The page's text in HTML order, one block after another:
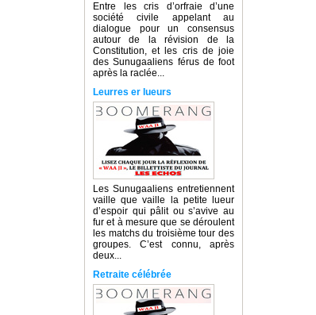
Entre les cris d’orfraie d’une
société civile appelant au
dialogue pour un consensus
autour de la révision de la
Constitution, et les cris de joie
des Sunugaaliens férus de foot
après la raclée...
Leurres er lueurs
Les Sunugaaliens entretiennent
vaille que vaille la petite lueur
d’espoir qui pâlit ou s’avive au
fur et à mesure que se déroulent
les matchs du troisième tour des
groupes. C’est connu, après
deux...
Retraite célébrée